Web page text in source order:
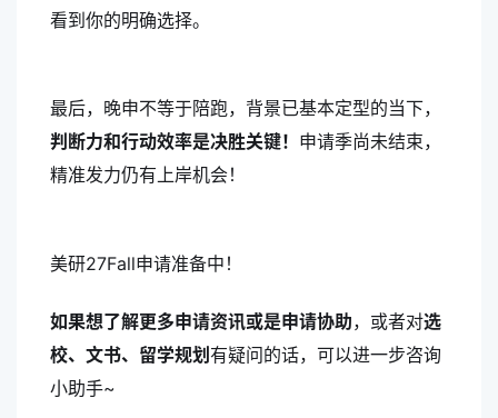
看到你的明确选择。
最后，晚申不等于陪跑，背景已基本定型的当下，
判断力和行动效率是决胜关键！ 申请季尚未结束，
精准发力仍有上岸机会！
美研27Fall申请准备中！
如果想了解更多申请资讯或是申请协助，或者对选
校、文书、留学规划有疑问的话，可以进一步咨询
小助手~